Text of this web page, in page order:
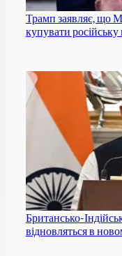
Трамп заявляє, що
купувати
Британсько-
відновляться в